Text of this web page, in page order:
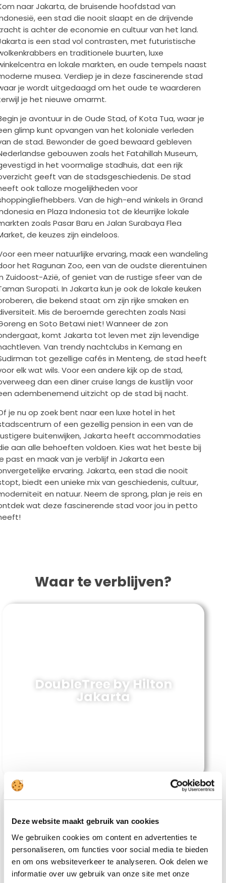
Deze website maakt gebruik van cookies
We gebruiken cookies om content en advertenties te
personaliseren, om functies voor social media te bieden
en om ons websiteverkeer te analyseren. Ook delen we
informatie over uw gebruik van onze site met onze
naar Jakarta, de bruisende hoofdstad van
een stad die nooit slaapt en de drijvende
is achter de economie en cultuur van het land.
is een stad vol contrasten, met futuristische
en traditionele buurten, luxe
en lokale markten, en oude tempels naast
musea. Verdiep je in deze fascinerende stad
je wordt uitgedaagd om het oude te waarderen
je het nieuwe omarmt.
je avontuur in de Oude Stad, of Kota Tua, waar je
glimp kunt opvangen van het koloniale verleden
de stad. Bewonder de goed bewaard gebleven
gebouwen zoals het Fatahillah Museum,
in het voormalige stadhuis, dat een rijk
geeft van de stadsgeschiedenis. De stad
ook talloze mogelijkheden voor
Van de high-end winkels in Grand
en Plaza Indonesia tot de kleurrijke lokale
zoals Pasar Baru en Jalan Surabaya Flea
de keuzes zijn eindeloos.
een meer natuurlijke ervaring, maak een wandeling
het Ragunan Zoo, een van de oudste dierentuinen
Zuidoost-Azië, of geniet van de rustige sfeer van de
Suropati. In Jakarta kun je ook de lokale keuken
die bekend staat om zijn rijke smaken en
Mis de beroemde gerechten zoals Nasi
en Soto Betawi niet! Wanneer de zon
komt Jakarta tot leven met zijn levendige
Van trendy nachtclubs in Kemang en
tot gezellige cafés in Menteng, de stad heeft
elk wat wils. Voor een andere kijk op de stad,
dan een diner cruise langs de kustlijn voor
adembenemend uitzicht op de stad bij nacht.
je nu op zoek bent naar een luxe hotel in het
of een gezellig pension in een van de
buitenwijken, Jakarta heeft accommodaties
aan alle behoeften voldoen. Kies wat het beste bij
past en maak van je verblijf in Jakarta een
ervaring. Jakarta, een stad die nooit
biedt een unieke mix van geschiedenis, cultuur,
en natuur. Neem de sprong, plan je reis en
wat deze fascinerende stad voor jou in petto
Waar te verblijven?
DoubleTree by Hilton
Jakarta
ARTOTEL Thamrin Jakarta